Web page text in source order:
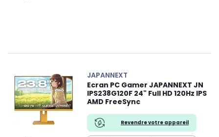
JAPANNEXT
Ecran PC Gamer JAPANNEXT JN
IPS238G120F 24" Full HD 120Hz IPS
AMD FreeSync
Revendre votre appareil